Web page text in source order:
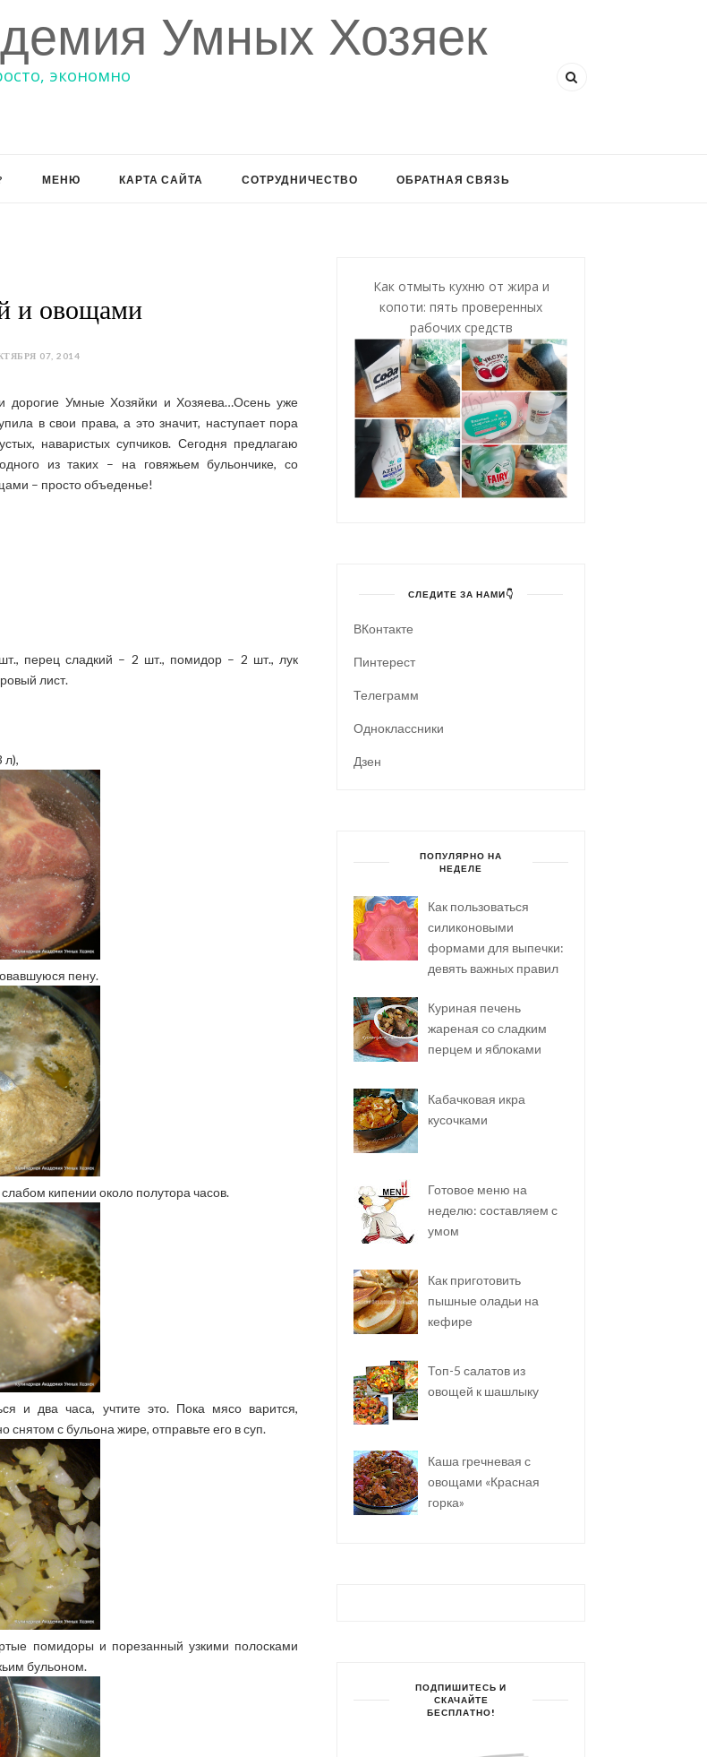
Умных Хозяек
экономно
МЕНЮ КАРТА САЙТА СОТРУДНИЧЕСТВО ОБРАТНАЯ СВЯЗЬ
и овощами
07, 2014
дорогие Умные Хозяйки и Хозяева…Осень уже
в свои права, а это значит, наступает пора
наваристых супчиков. Сегодня предлагаю
из таких – на говяжьем бульончике, со
– просто объеденье!
перец сладкий – 2 шт., помидор – 2 шт., лук
лист.
л),
пену.
кипении около полутора часов.
и два часа, учтите это. Пока мясо варится,
снятом с бульона жире, отправьте его в суп.
помидоры и порезанный узкими полосками
бульоном.
Как отмыть кухню от жира и
копоти: пять проверенных
рабочих средств
СЛЕДИТЕ ЗА НАМИ👇
ВКонтакте
Пинтерест
Телеграмм
Одноклассники
Дзен
ПОПУЛЯРНО НА
НЕДЕЛЕ
Как пользоваться
силиконовыми
формами для выпечки:
девять важных правил
Куриная печень
жареная со сладким
перцем и яблоками
Кабачковая икра
кусочками
Готовое меню на
неделю: составляем с
умом
Как приготовить
пышные оладьи на
кефире
Топ-5 салатов из
овощей к шашлыку
Каша гречневая с
овощами «Красная
горка»
ПОДПИШИТЕСЬ И
СКАЧАЙТЕ
БЕСПЛАТНО!